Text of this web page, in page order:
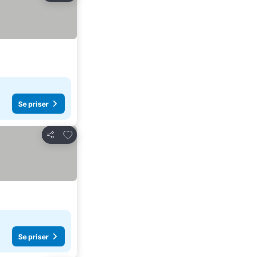
Se priser
Dela
Lägg till i Mina Favoriter
Se priser